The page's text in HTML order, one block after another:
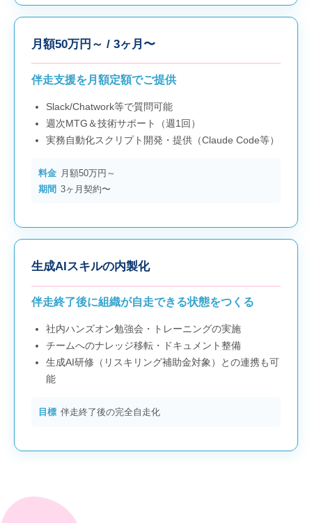
月額50万円～ / 3ヶ月〜
伴走支援を月額定額でご提供
Slack/Chatwork等で質問可能
週次MTG＆技術サポート（週1回）
実務自動化スクリプト開発・提供（Claude Code等）
料金
月額50万円～
期間 3ヶ月契約〜
生成AIスキルの内製化
伴走終了後に組織が自走できる状態をつくる
社内ハンズオン勉強会・トレーニングの実施
チームへのナレッジ移転・ドキュメント整備
生成AI研修（リスキリング補助金対象）との連携も可
能
目標 伴走終了後の完全自走化